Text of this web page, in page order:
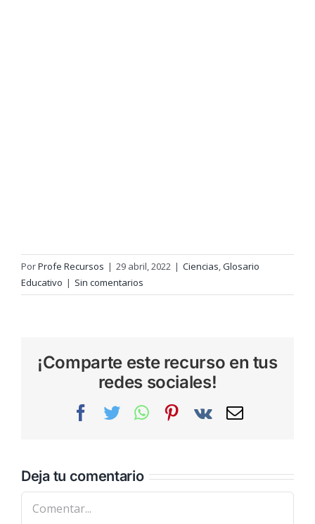
PorProfe Recursos | 29 abril, 2022 | Ciencias,Glosario
Educativo | Sin comentarios
¡Comparte este recurso en tus
redes sociales!
Facebook
TwitterWhatsAppPinterest
Vk
Correo
Deja tu comentario
Comentar